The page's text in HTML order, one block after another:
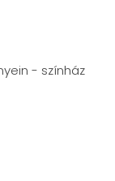
- színház